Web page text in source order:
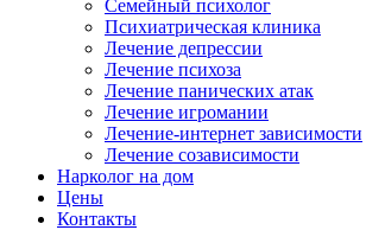
Семейный психолог
Психиатрическая клиника
Лечение депрессии
Лечение психоза
Лечение панических атак
Лечение игромании
Лечение-интернет зависимости
Лечение созависимости
Нарколог на дом
Цены
Контакты